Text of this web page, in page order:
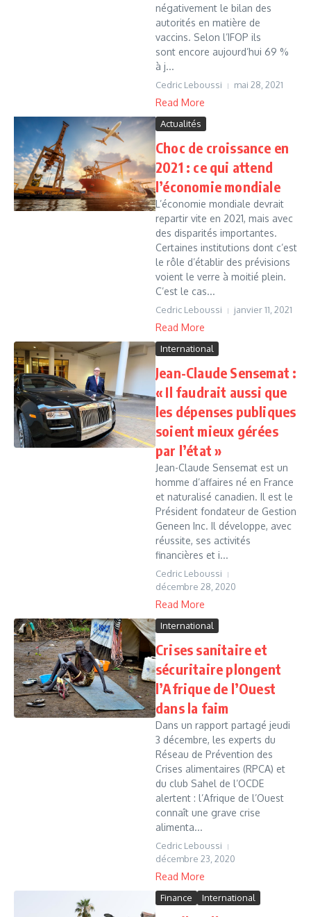
négativement le bilan des
autorités en matière de
vaccins. Selon l’IFOP ils
sont encore aujourd’hui 69 %
à j...
Cedric Leboussi mai 28, 2021
Read More
Actualités
Choc de croissance en
2021 : ce qui attend
l’économie mondiale
L’économie mondiale devrait
repartir vite en 2021, mais avec
des disparités importantes.
Certaines institutions dont c’est
le rôle d’établir des prévisions
voient le verre à moitié plein.
C’est le cas...
Cedric Leboussi janvier 11, 2021
Read More
International
Jean-Claude Sensemat :
« Il faudrait aussi que
les dépenses publiques
soient mieux gérées
par l’état »
Jean-Claude Sensemat est un
homme d’affaires né en France
et naturalisé canadien. Il est le
Président fondateur de Gestion
Geneen Inc. Il développe, avec
réussite, ses activités
financières et i...
Cedric Leboussi
décembre 28, 2020
Read More
International
Crises sanitaire et
sécuritaire plongent
l’Afrique de l’Ouest
dans la faim
Dans un rapport partagé jeudi
3 décembre, les experts du
Réseau de Prévention des
Crises alimentaires (RPCA) et
du club Sahel de l’OCDE
alertent : l’Afrique de l’Ouest
connaît une grave crise
alimenta...
Cedric Leboussi
décembre 23, 2020
Read More
Finance International